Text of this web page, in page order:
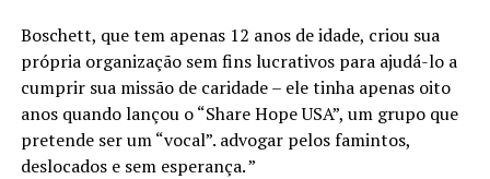
Boschett, que tem apenas 12 anos de idade, criou sua
própria organização sem fins lucrativos para ajudá-lo a
cumprir sua missão de caridade – ele tinha apenas oito
anos quando lançou o “Share Hope USA”, um grupo que
pretende ser um “vocal”. advogar pelos famintos,
deslocados e sem esperança. ”